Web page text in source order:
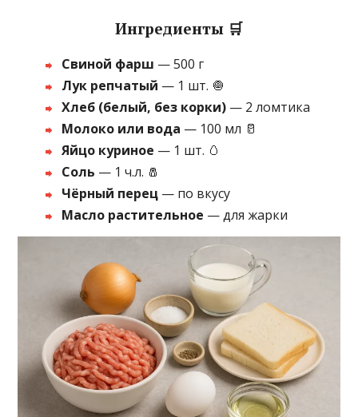
Ингредиенты 🛒
Свиной фарш — 500 г
Лук репчатый — 1 шт. 🧅
Хлеб (белый, без корки) — 2 ломтика
Молоко или вода — 100 мл 🥛
Яйцо куриное — 1 шт. 🥚
Соль — 1 ч.л. 🧂
Чёрный перец — по вкусу
Масло растительное — для жарки